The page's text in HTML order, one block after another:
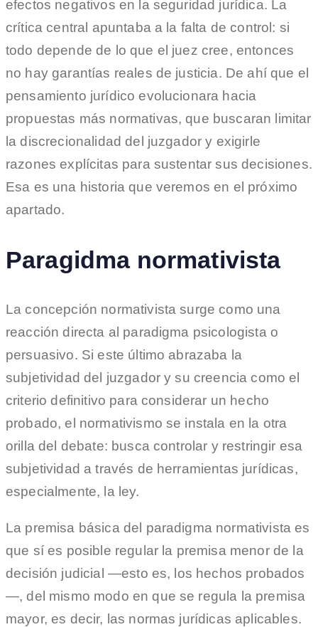
efectos negativos en la seguridad jurídica. La
crítica central apuntaba a la falta de control: si
todo depende de lo que el juez cree, entonces
no hay garantías reales de justicia. De ahí que el
pensamiento jurídico evolucionara hacia
propuestas más normativas, que buscaran limitar
la discrecionalidad del juzgador y exigirle
razones explícitas para sustentar sus decisiones.
Esa es una historia que veremos en el próximo
apartado.
Paragidma normativista
La concepción normativista surge como una
reacción directa al paradigma psicologista o
persuasivo. Si este último abrazaba la
subjetividad del juzgador y su creencia como el
criterio definitivo para considerar un hecho
probado, el normativismo se instala en la otra
orilla del debate: busca controlar y restringir esa
subjetividad a través de herramientas jurídicas,
especialmente, la ley.
La premisa básica del paradigma normativista es
que sí es posible regular la premisa menor de la
decisión judicial —esto es, los hechos probados
—, del mismo modo en que se regula la premisa
mayor, es decir, las normas jurídicas aplicables.